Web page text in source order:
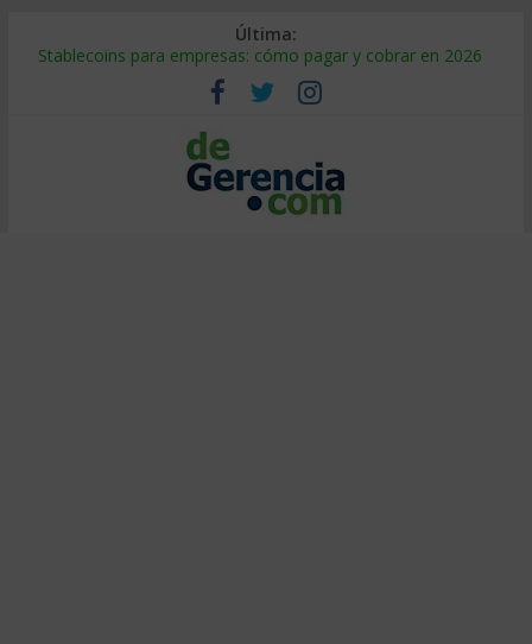
Última:
Stablecoins para empresas: cómo pagar y cobrar en 2026
Despido silencioso: qué es y por qué sale tan caro
IA en selección de personal: cómo auditarla a tiempo
Trabajo forzoso en la cadena de suministro: qué hacer
Mercado hispano de EE. UU.: cómo segmentarlo y venderle